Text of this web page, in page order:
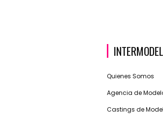
Quienes Somos
Agencia de
Castings de